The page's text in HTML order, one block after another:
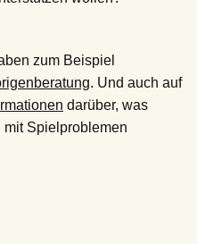
zum Beispiel
. Und auch auf
darüber, was
mit Spielproblemen